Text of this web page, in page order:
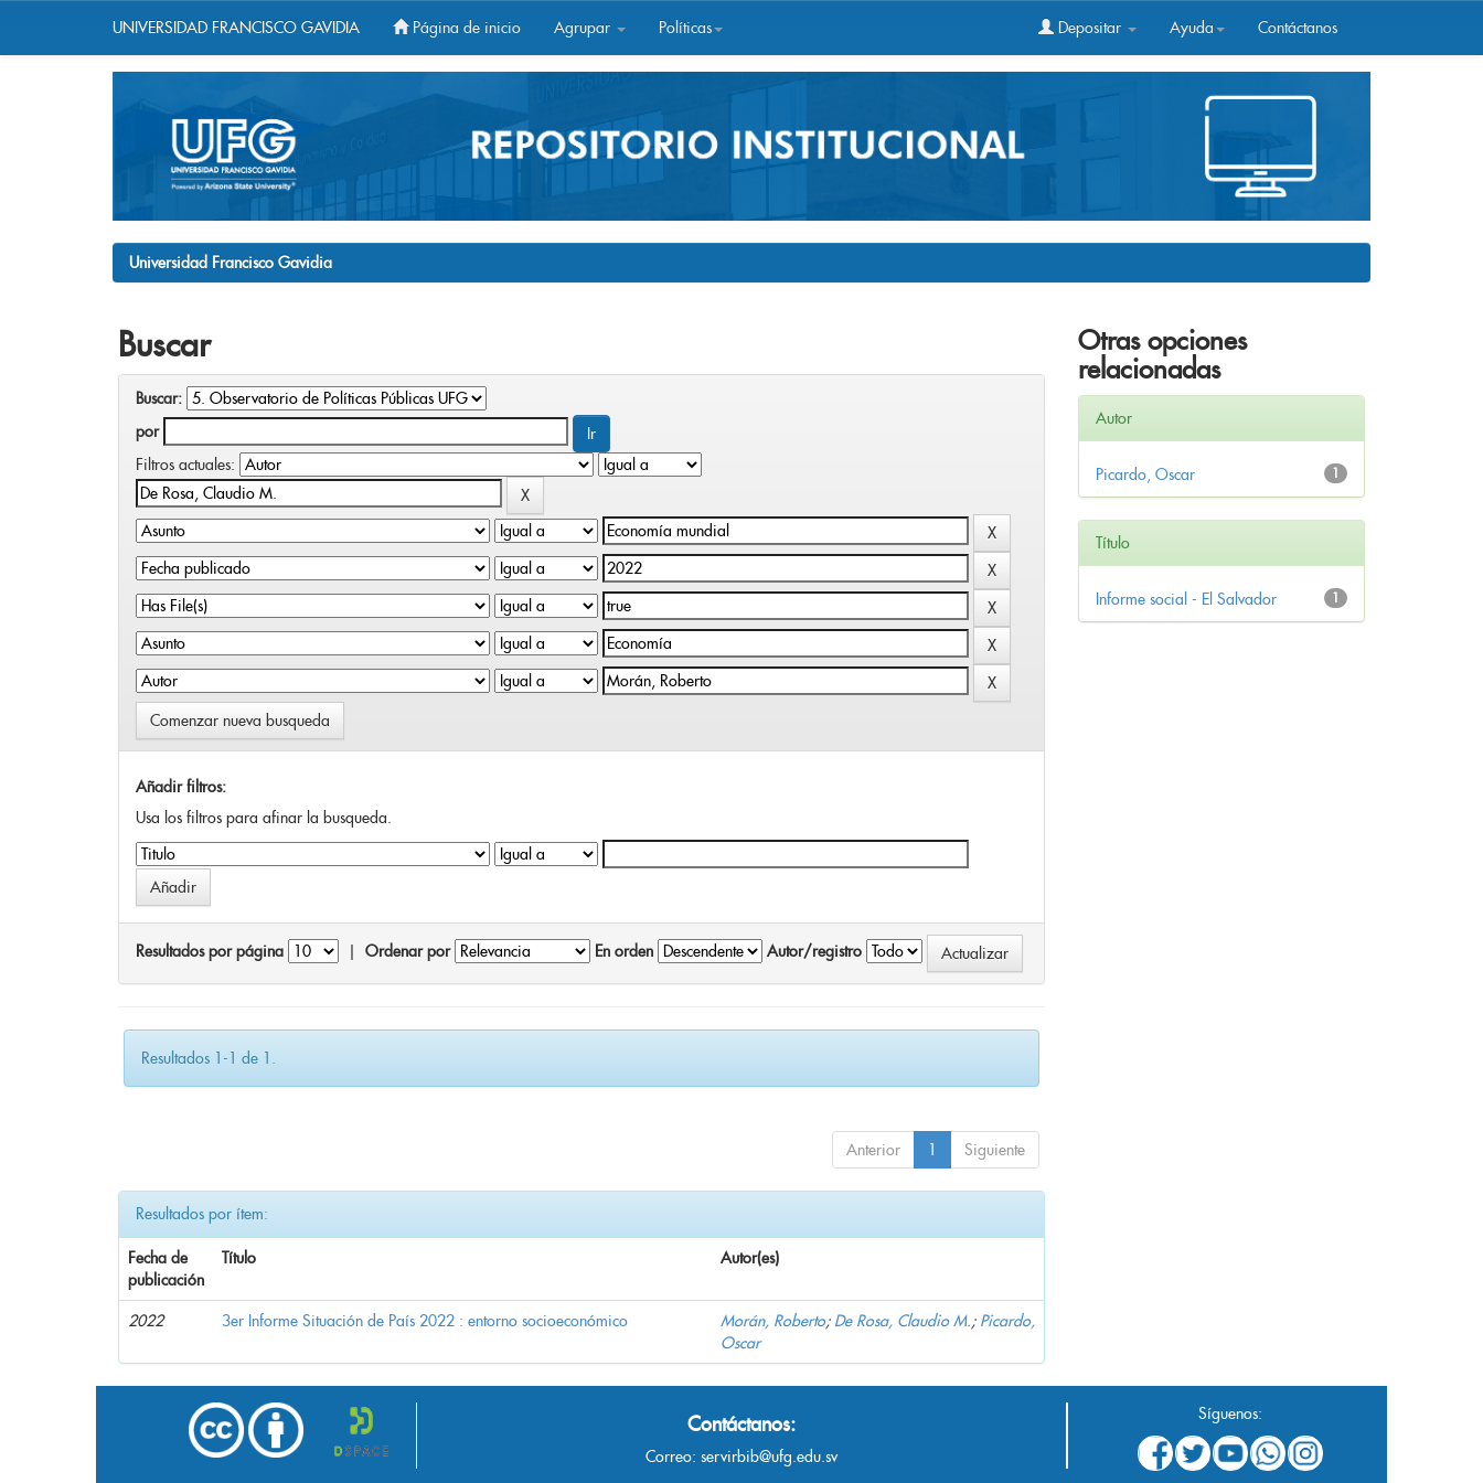
UNIVERSIDAD FRANCISCO GAVIDIA Página de inicio Agrupar Políticas Depositar Ayuda Contáctanos
Universidad Francisco Gavidia
Buscar
Buscar:
por
Filtros actuales:
Comenzar nueva busqueda
Añadir filtros:
Usa los filtros para afinar la busqueda.
Resultados por página Ordenar por En orden Autor/registro
Resultados 1-1 de 1.
Anterior 1 Siguiente
Resultados por ítem:
Fecha de
publicación
Título Autor(es)
2022 3er Informe Situación de País 2022 : entorno socioeconómico Morán, Roberto; De Rosa, Claudio M.; Picardo,
Oscar
Otras opciones
relacionadas
Autor
1
Picardo, Oscar
Título
1
Informe social - El Salvador
Contáctanos:
Correo: servirbib@ufg.edu.sv
Síguenos: